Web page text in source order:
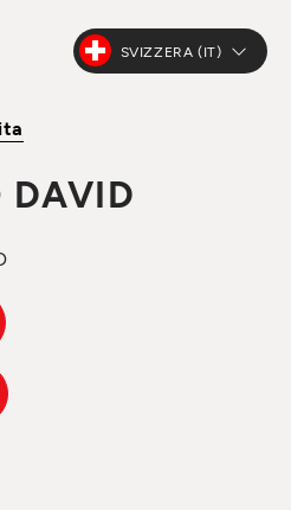
SVIZZERA (IT)
DAVID